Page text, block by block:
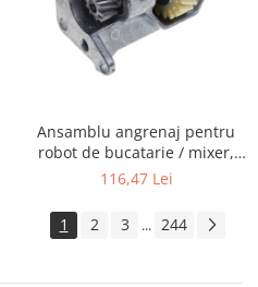
Ansamblu angrenaj pentru
robot de bucatarie / mixer,
KITCHENAID 2403092
116,47 Lei
1 2 3 ... 244